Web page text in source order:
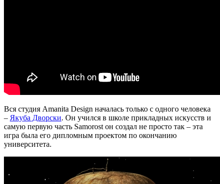
Вся студия Amanita Design началась только с одного человека
– Якуба Дворски. Он учился в школе прикладных искусств и
самую первую часть Samorost он создал не просто так – эта
игра была его дипломным проектом по окончанию
университета.